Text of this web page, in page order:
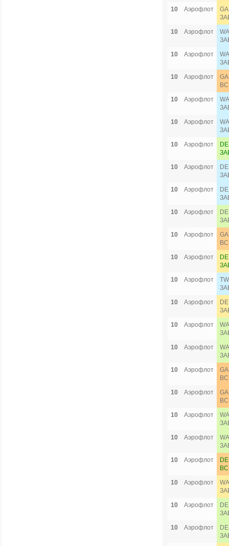
10
Аэрофлот
10
Аэрофлот
10
Аэрофлот
10
Аэрофлот
10
Аэрофлот
10
Аэрофлот
10
Аэрофлот
10
Аэрофлот
10
Аэрофлот
10
Аэрофлот
10
Аэрофлот
10
Аэрофлот
10
Аэрофлот
10
Аэрофлот
10
Аэрофлот
10
Аэрофлот
10
Аэрофлот
10
Аэрофлот
10
Аэрофлот
10
Аэрофлот
10
Аэрофлот
10
Аэрофлот
10
Аэрофлот
10
Аэрофлот